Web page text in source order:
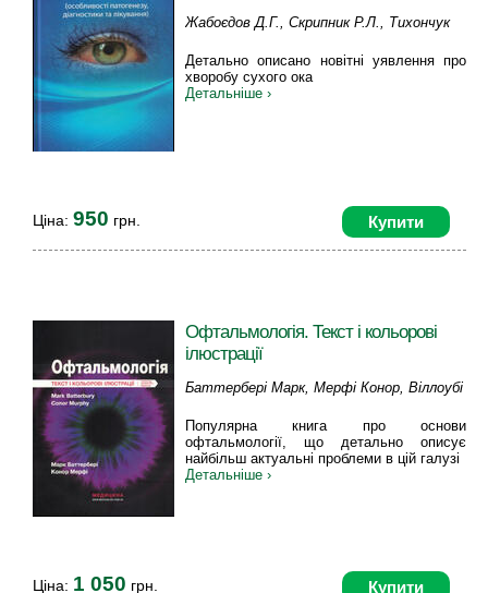
Жабоєдов Д.Г., Скрипник Р.Л., Тихончук
Детально описано новітні уявлення про
хворобу сухого ока
Детальніше ›
Купити
Ціна: 950 грн.
Офтальмологія. Текст і кольорові
ілюстрації
Баттербері Марк, Мерфі Конор, Віллоубі
Популярна книга про основи
офтальмології, що детально описує
найбільш актуальні проблеми в цій галузі
Детальніше ›
Купити
Ціна: 1 050 грн.